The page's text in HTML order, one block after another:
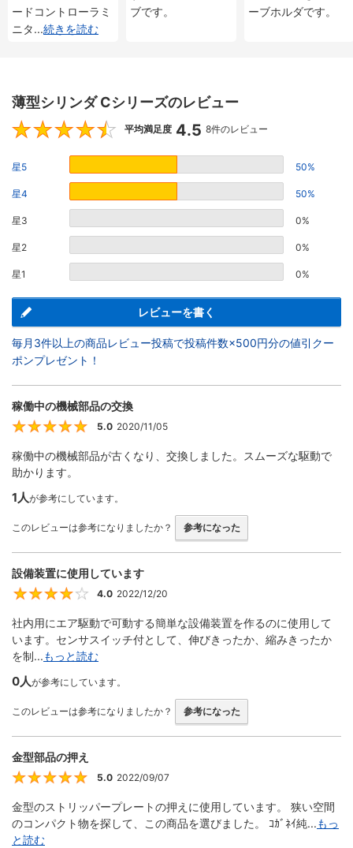
ードコントローラミ
ニタ...続きを読む
ブです。
ーブホルダです。
薄型シリンダ Cシリーズのレビュー
4.5
平均満足度 4.5 8件のレビュー
星5 50%
星4 50%
星3 0%
星2 0%
星1 0%
レビューを書く
毎月3件以上の商品レビュー投稿で投稿件数×500円分の値引クー
ポンプレゼント！
稼働中の機械部品の交換
5
5.0 2020/11/05
稼働中の機械部品が古くなり、交換しました。スムーズな駆動で
助かります。
1人が参考にしています。
このレビューは参考になりましたか？ 参考になった
設備装置に使用しています
4
4.0 2022/12/20
社内用にエア駆動で可動する簡単な設備装置を作るのに使用して
います。センサスイッチ付として、伸びきったか、縮みきったか
を制...もっと読む
0人が参考にしています。
このレビューは参考になりましたか？ 参考になった
金型部品の押え
5
5.0 2022/09/07
金型のストリッパープレートの押えに使用しています。 狭い空間
のコンパクト物を探して、この商品を選びました。 ｺｶﾞﾈｲ純...もっ
と読む